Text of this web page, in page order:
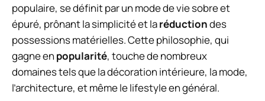
populaire, se définit par un mode de vie sobre et
épuré, prônant la simplicité et laréductiondes
possessions matérielles. Cette philosophie, qui
gagne en popularité, touche de nombreux
domaines tels que la décoration intérieure, la mode,
l’architecture, et même le lifestyle en général.